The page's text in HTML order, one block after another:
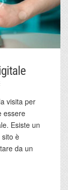
visita per
essere
Esiste un
è
da un